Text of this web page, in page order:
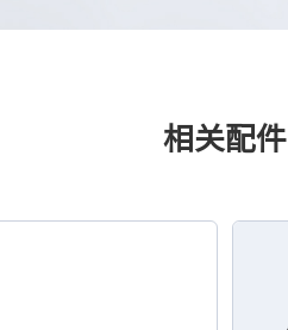
相关配件